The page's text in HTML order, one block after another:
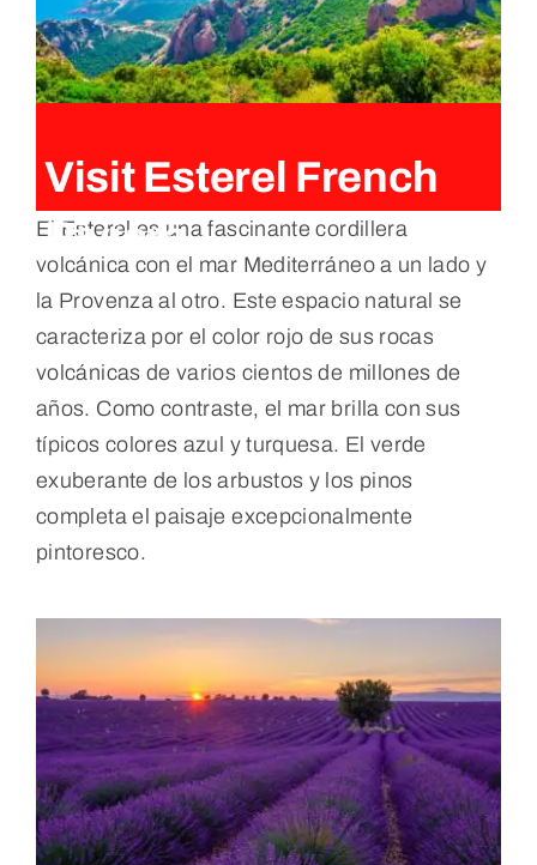
Visit Esterel French
Riviera
El Esterel es una fascinante cordillera
volcánica con el mar Mediterráneo a un lado y
la Provenza al otro. Este espacio natural se
caracteriza por el color rojo de sus rocas
volcánicas de varios cientos de millones de
años. Como contraste, el mar brilla con sus
típicos colores azul y turquesa. El verde
exuberante de los arbustos y los pinos
completa el paisaje excepcionalmente
pintoresco.